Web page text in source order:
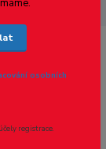
osobních
registrace.